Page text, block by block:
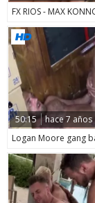
50:15 hace 7 años